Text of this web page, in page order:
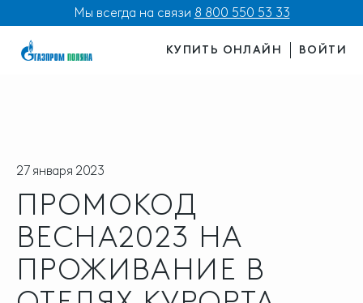
Мы всегда на связи 8 800 550 53 33
КУПИТЬ ОНЛАЙН ВОЙТИ
27 января 2023
ПРОМОКОД
ВЕСНА2023 НА
ПРОЖИВАНИЕ В